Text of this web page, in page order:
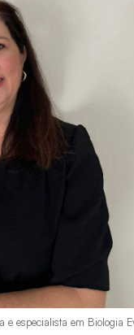
especialista em Biologia